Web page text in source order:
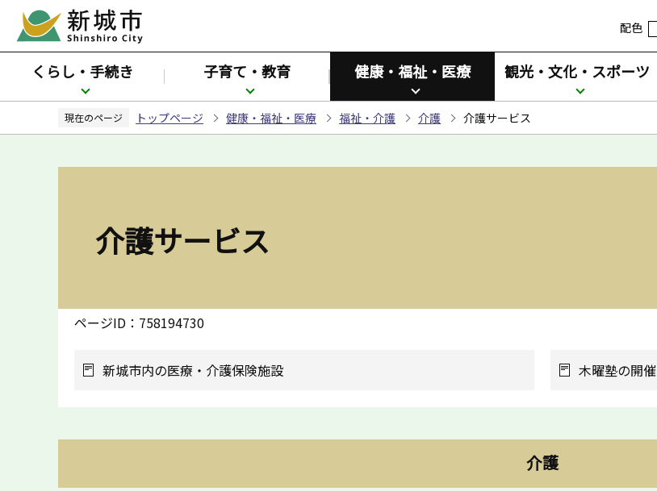
ペ
ジ
先
配色
くらし・手続き 子育て・教育 健康・福祉・医療 観光・文化・スポーツ
現在のページ トップページ 健康・福祉・医療 福祉・介護 介護 介護サービス
介護サービス
ページID：758194730
新城市内の医療・介護保険施設 木曜塾の開催
介護